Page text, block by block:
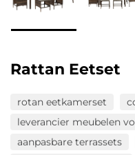
Rattan Eetset
rotan eetkamerset
leverancier meubelen
aanpasbare terrassets